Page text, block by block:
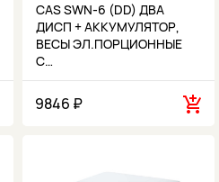
CAS SWN-6 (DD) ДВА
ДИСП + АККУМУЛЯТОР,
ВЕСЫ ЭЛ.ПОРЦИОННЫЕ
C…
9846 ₽